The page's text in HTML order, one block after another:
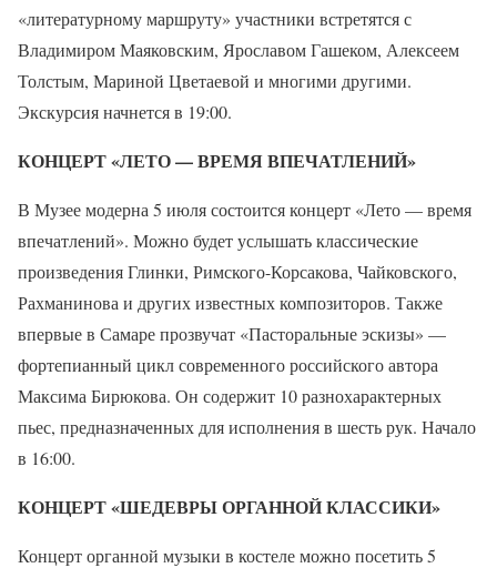
«литературному маршруту» участники встретятся с
Владимиром Маяковским, Ярославом Гашеком, Алексеем
Толстым, Мариной Цветаевой и многими другими.
Экскурсия начнется в 19:00.
КОНЦЕРТ «ЛЕТО — ВРЕМЯ ВПЕЧАТЛЕНИЙ»
В Музее модерна 5 июля состоится концерт «Лето — время
впечатлений». Можно будет услышать классические
произведения Глинки, Римского-Корсакова, Чайковского,
Рахманинова и других известных композиторов. Также
впервые в Самаре прозвучат «Пасторальные эскизы» —
фортепианный цикл современного российского автора
Максима Бирюкова. Он содержит 10 разнохарактерных
пьес, предназначенных для исполнения в шесть рук. Начало
в 16:00.
КОНЦЕРТ «ШЕДЕВРЫ ОРГАННОЙ КЛАССИКИ»
Концерт органной музыки в костеле можно посетить 5